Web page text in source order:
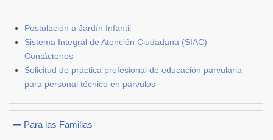
Postulación a Jardín Infantil
Sistema Integral de Atención Ciudadana (SIAC) –
Contáctenos
Solicitud de práctica profesional de educación parvularia
para personal técnico en párvulos
Para las Familias